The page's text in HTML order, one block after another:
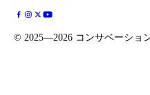
© 2025—2026 コンサベーショ